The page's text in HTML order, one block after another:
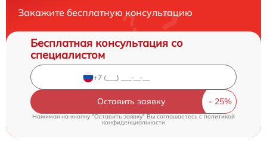
Закажите бесплатную консультацию
Бесплатная консультация со
специалистом
Оставить заявку
Нажимая на кнопку "Оставить заявку" Вы соглашаетесь c политикой
конфиденциальности